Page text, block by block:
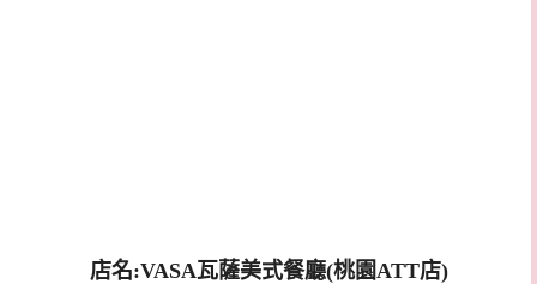
店名:VASA瓦薩美式餐廳(桃園ATT店)